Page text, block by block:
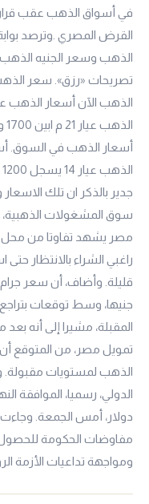
في أسواق الذهب عقب
القرض المصري .وترصد
الذهب وسعر الجنيه
الذهب الآن أسعار الذهب
الذهب عيار 21
أسعار الذهب في السوق.
الذهب عيار 14
جدير بالذكر ان تلك الاسعار
سوق المشغولات الذهبية،
مصر يشهد تفاوتا من محل
راغبي الشراء بالانتظار
جنيها، وسط توقعات
المقبلة، مشيرا إلى أنه
تمويل مصر، من المتوقع
الذهب لمستويات مقبولة.
مفاوضات الحكومة
ومواجهة تداعيات الأزمة